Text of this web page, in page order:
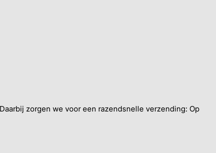
zorgen we voor een razendsnelle verzending: Op